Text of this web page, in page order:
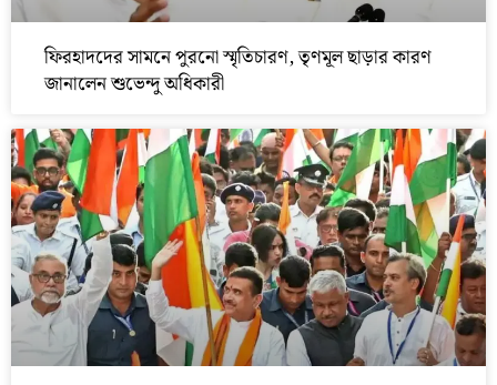
ফিরহাদদের সামনে পুরনো স্মৃতিচারণ, তৃণমূল ছাড়ার কারণ
জানালেন শুভেন্দু অধিকারী